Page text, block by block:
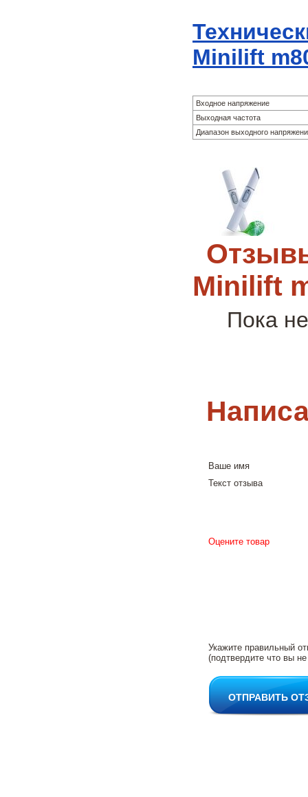
Minilift
Входное напряжение
Выходная частота
Диапазон выходного
Minilift
Пока
Ваше имя
Текст отзыва
Оцените товар
Укажите правильный
(подтвердите что вы
ОТПРАВИТЬ